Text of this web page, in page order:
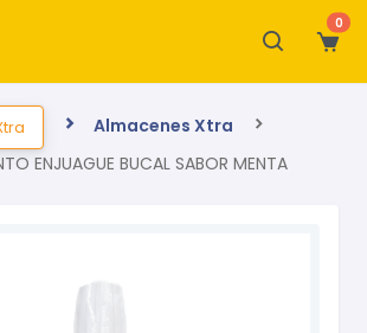
0
Almacenes Xtra
ENJUAGUE BUCAL SABOR MENTA